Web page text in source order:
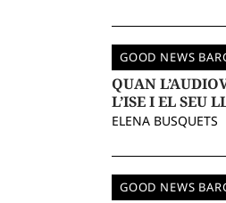
GOOD NEWS
QUAN
L’ISE I EL SEU
ELENA BUSQUETS
GOOD NEWS